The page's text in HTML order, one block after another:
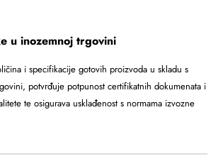
u inozemnoj trgovini
i specifikacije gotovih proizvoda u skladu s
potvrđuje potpunost certifikatnih dokumenata i
te osigurava usklađenost s normama izvozne